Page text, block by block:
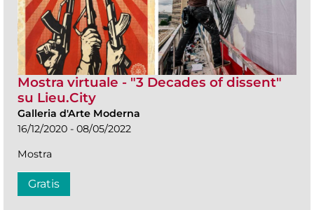
Mostra virtuale - "3 Decades of dissent"
su Lieu.City
Galleria d'Arte Moderna
16/12/2020 - 08/05/2022
Mostra
Gratis